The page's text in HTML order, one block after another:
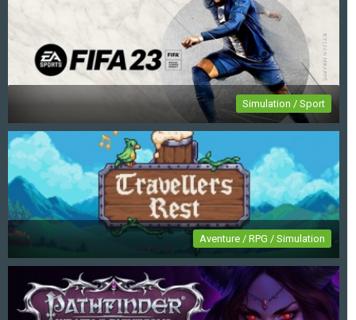
EA Sports FC 24
Simulation / Sport
FIFA 23
Aventure / RPG / Simulation
Travellers Rest